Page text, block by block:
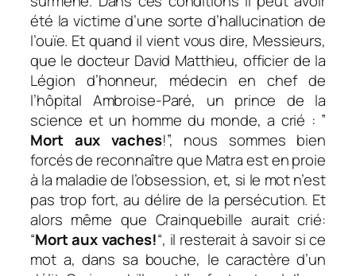
été la victime d’une sorte d’hallucination de
l’ouïe. Et quand il vient vous dire, Messieurs,
que le docteur David Matthieu, officier de la
Légion d’honneur, médecin en chef de
l’hôpital Ambroise-Paré, un prince de la
science et un homme du monde, a crié : ”
Mort aux vaches!”, nous sommes bien
forcés de reconnaître que Matra est en proie
à la maladie de l’obsession, et, si le mot n’est
pas trop fort, au délire de la persécution. Et
alors même que Crainquebille aurait crié:
“Mort aux vaches!“, il resterait à savoir si ce
mot a, dans sa bouche, le caractère d’un